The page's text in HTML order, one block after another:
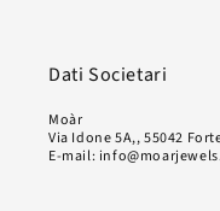
Dati Societari
Moàr
Via Idone 5A,, 55042
E-mail: